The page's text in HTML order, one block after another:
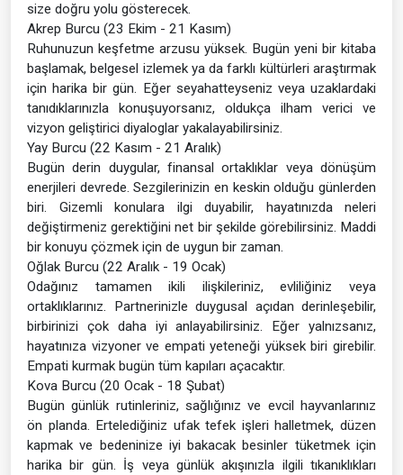
size doğru yolu gösterecek.
Akrep Burcu (23 Ekim - 21 Kasım)
Ruhunuzun keşfetme arzusu yüksek. Bugün yeni bir kitaba
başlamak, belgesel izlemek ya da farklı kültürleri araştırmak
için harika bir gün. Eğer seyahatteyseniz veya uzaklardaki
tanıdıklarınızla konuşuyorsanız, oldukça ilham verici ve
vizyon geliştirici diyaloglar yakalayabilirsiniz.
Yay Burcu (22 Kasım - 21 Aralık)
Bugün derin duygular, finansal ortaklıklar veya dönüşüm
enerjileri devrede. Sezgilerinizin en keskin olduğu günlerden
biri. Gizemli konulara ilgi duyabilir, hayatınızda neleri
değiştirmeniz gerektiğini net bir şekilde görebilirsiniz. Maddi
bir konuyu çözmek için de uygun bir zaman.
Oğlak Burcu (22 Aralık - 19 Ocak)
Odağınız tamamen ikili ilişkileriniz, evliliğiniz veya
ortaklıklarınız. Partnerinizle duygusal açıdan derinleşebilir,
birbirinizi çok daha iyi anlayabilirsiniz. Eğer yalnızsanız,
hayatınıza vizyoner ve empati yeteneği yüksek biri girebilir.
Empati kurmak bugün tüm kapıları açacaktır.
Kova Burcu (20 Ocak - 18 Şubat)
Bugün günlük rutinleriniz, sağlığınız ve evcil hayvanlarınız
ön planda. Ertelediğiniz ufak tefek işleri halletmek, düzen
kapmak ve bedeninize iyi bakacak besinler tüketmek için
harika bir gün. İş veya günlük akışınızla ilgili tıkanıklıkları